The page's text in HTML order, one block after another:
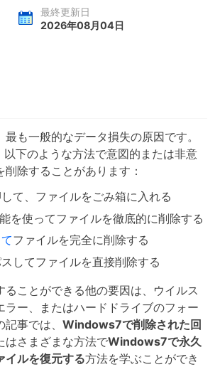
最終更新日
2026年08月04日
も一般的なデータ損失の原因です。
下のような方法で意図的または非意
除することがあります：
て、ファイルをごみ箱に入れる
を使ってファイルを徹底的に削除する
ファイルを完全に削除する
してファイルを直接削除する
ることができる他の要因は、ウイルス
ラー、またはハードドライブのフォー
事では、 Windows7で削除された回
はさまざまな方法でWindows7で永久
イルを復元する方法を学ぶことができ